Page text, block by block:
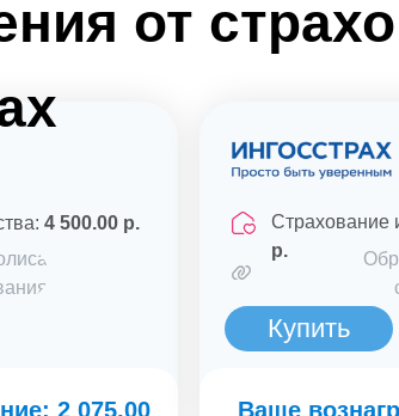
4 500.00 р.
2 075.00
Страхование
р.
Купить
Ваше
от